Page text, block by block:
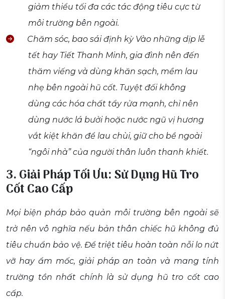
giảm thiểu tối đa các tác động tiêu cực từ
môi trường bên ngoài.
Chăm sóc, bao sái định kỳ Vào những dịp lễ
tết hay Tiết Thanh Minh, gia đình nên đến
thăm viếng và dùng khăn sạch, mềm lau
nhẹ bên ngoài hũ cốt. Tuyệt đối không
dùng các hóa chất tẩy rửa mạnh, chỉ nên
dùng nước lá bưởi hoặc nước ngũ vị hương
vắt kiệt khăn để lau chùi, giữ cho bề ngoài
“ngôi nhà” của người thân luôn thanh khiết.
3. Giải Pháp Tối Ưu: Sử Dụng Hũ Tro
Cốt Cao Cấp
Mọi biện pháp bảo quản môi trường bên ngoài sẽ
trở nên vô nghĩa nếu bản thân chiếc hũ không đủ
tiêu chuẩn bảo vệ. Để triệt tiêu hoàn toàn nỗi lo nứt
vỡ hay ẩm mốc, giải pháp an toàn và mang tính
trường tồn nhất chính là sử dụng hũ tro cốt cao
cấp.